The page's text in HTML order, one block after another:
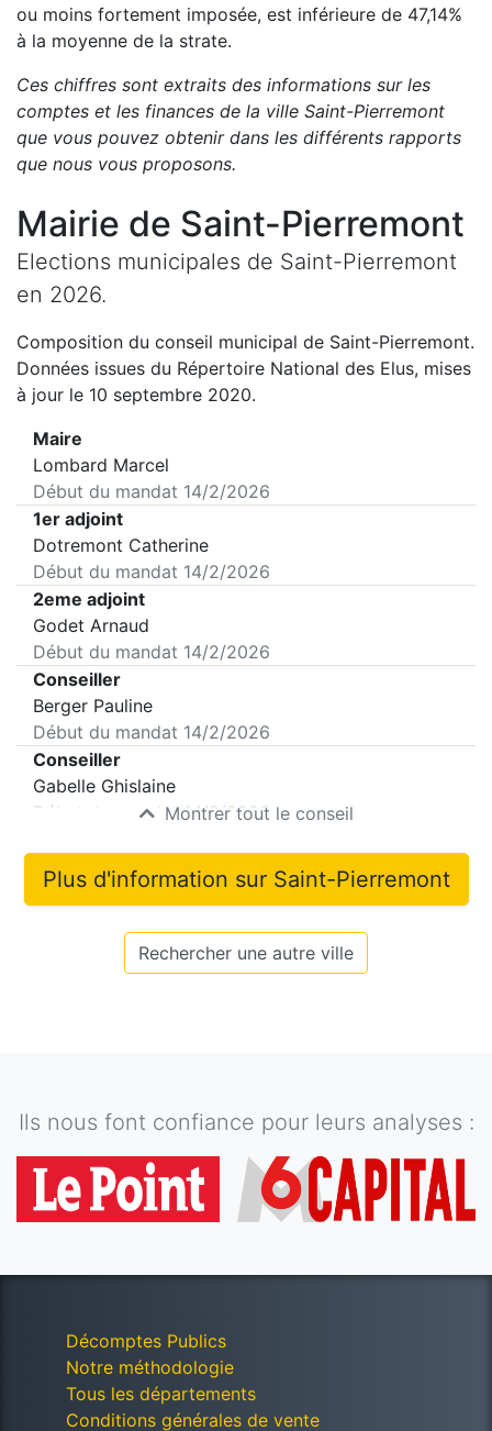
ou moins fortement imposée, est inférieure de 47,14%
à la moyenne de la strate.
Ces chiffres sont extraits des informations sur les
comptes et les finances de la ville Saint-Pierremont
que vous pouvez obtenir dans les différents rapports
que nous vous proposons.
Mairie de Saint-Pierremont
Elections municipales de Saint-Pierremont
en 2026.
Composition du conseil municipal de Saint-Pierremont.
Données issues du Répertoire National des Elus, mises
à jour le 10 septembre 2020.
Maire
Lombard Marcel
Début du mandat 14/2/2026
1er adjoint
Dotremont Catherine
Début du mandat 14/2/2026
2eme adjoint
Godet Arnaud
Début du mandat 14/2/2026
Conseiller
Berger Pauline
Début du mandat 14/2/2026
Conseiller
Gabelle Ghislaine
Début du mandat14/2/2026
Montrer tout le conseil
Plus d'information sur Saint-Pierremont
Rechercher une autre ville
Ils nous font confiance pour leurs analyses :
Décomptes Publics
Notre méthodologie
Tous les départements
Conditions générales de vente